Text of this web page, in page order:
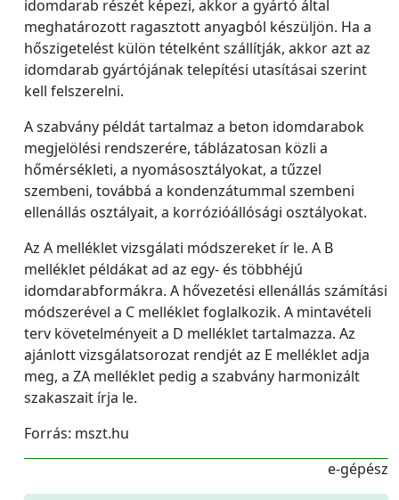
idomdarab részét képezi, akkor a gyártó által
meghatározott ragasztott anyagból készüljön. Ha a
hőszigetelést külön tételként szállítják, akkor azt az
idomdarab gyártójának telepítési utasításai szerint
kell felszerelni.
A szabvány példát tartalmaz a beton idomdarabok
megjelölési rendszerére, táblázatosan közli a
hőmérsékleti, a nyomásosztályokat, a tűzzel
szembeni, továbbá a kondenzátummal szembeni
ellenállás osztályait, a korrózióállósági osztályokat.
Az A melléklet vizsgálati módszereket ír le. A B
melléklet példákat ad az egy- és többhéjú
idomdarabformákra. A hővezetési ellenállás számítási
módszerével a C melléklet foglalkozik. A mintavételi
terv követelményeit a D melléklet tartalmazza. Az
ajánlott vizsgálatsorozat rendjét az E melléklet adja
meg, a ZA melléklet pedig a szabvány harmonizált
szakaszait írja le.
Forrás: mszt.hu
e-gépész